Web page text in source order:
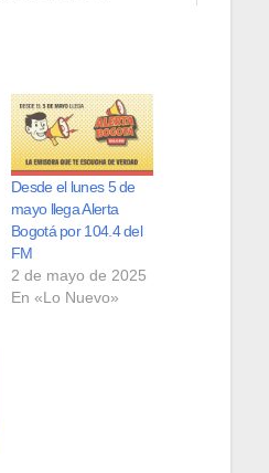
Desde el lunes 5 de
mayo llega Alerta
Bogotá por 104.4 del
FM
2 de mayo de 2025
En «Lo Nuevo»